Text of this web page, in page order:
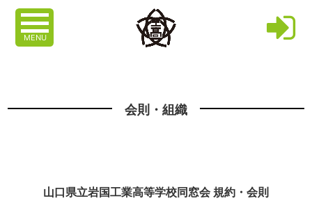
MENU
会則・組織
山口県立岩国工業高等学校同窓会 規約・会則